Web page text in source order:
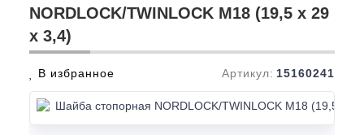
NORDLOCK/TWINLOCK M18 (19,5 x 29
x 3,4)
В избранное Артикул: 15160241